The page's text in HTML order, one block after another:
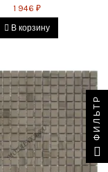
1 946 ₽
В корзину
ФИЛЬТР